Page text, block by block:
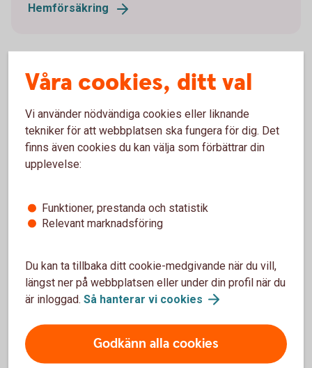
Hemförsäkring
Jämför försäkringar
Är det svårt att veta vilken försäkring du ska välja?
Jämför försäkringar hos
hjälpa?
Hemförsäkring täcker vanligtvis vattenskador som
orsakats av plötsliga och oförutsedda händelser, som
rörbrott eller översvämningar från naturkatastrofer. Det är
viktigt att noggrant granska försäkringspolicyn för att förstå
Våra cookies, ditt val
Vi använder nödvändiga cookies eller liknande
tekniker för att webbplatsen ska fungera för dig. Det
finns även cookies du kan välja som förbättrar din
upplevelse:
Funktioner, prestanda och statistik
Relevant marknadsföring
Du kan ta tillbaka ditt cookie-medgivande när du vill,
längst ner på webbplatsen eller under din profil när du
är inloggad. Så hanterar vi cookies
Godkänn alla cookies